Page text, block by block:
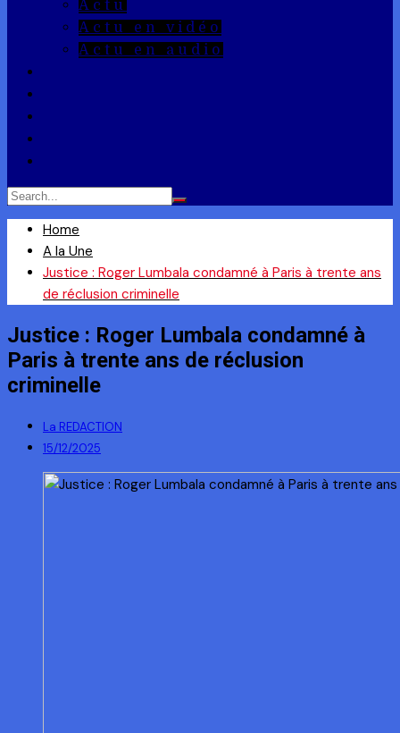
Actu
Actu en vidéo
Actu en audio
Home
A la Une
Justice : Roger Lumbala condamné à Paris à trente ans
de réclusion criminelle
Justice : Roger Lumbala condamné à
Paris à trente ans de réclusion
criminelle
La REDACTION
15/12/2025